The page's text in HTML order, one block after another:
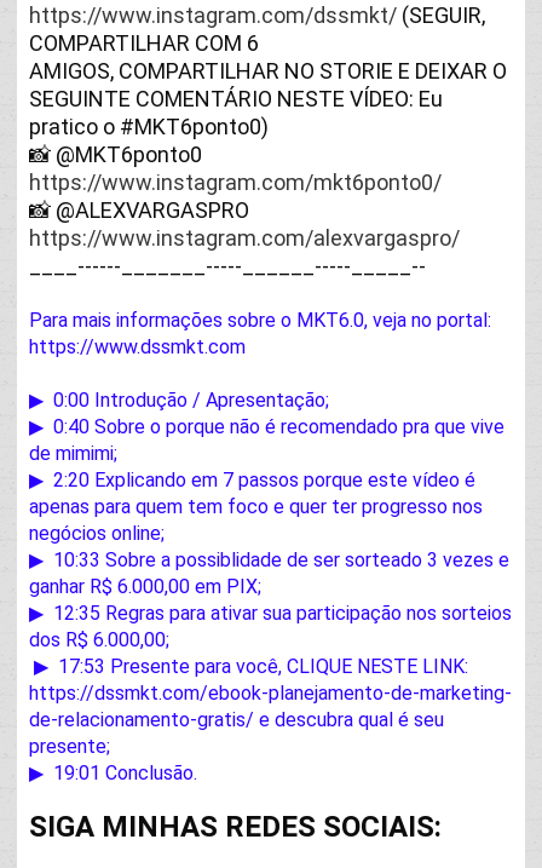
https://www.instagram.com/dssmkt/ (SEGUIR,
COMPARTILHAR COM 6
AMIGOS, COMPARTILHAR NO STORIE E DEIXAR O
SEGUINTE COMENTÁRIO NESTE VÍDEO: Eu
pratico o #MKT6ponto0)
https://www.instagram.com/mkt6ponto0/
https://www.instagram.com/alexvargaspro/
____------_______-----______-----_____--
https://www.dssmkt.com
▶ 0:00 Introdução / Apresentação;
▶ 0:40 Sobre o porque não é recomendado pra que vive
de mimimi;
▶ 2:20 Explicando em 7 passos porque este vídeo é
apenas para quem tem foco e quer ter progresso nos
negócios online;
▶ 10:33 Sobre a possiblidade de ser sorteado 3 vezes e
ganhar R$ 6.000,00 em PIX;
▶ 12:35 Regras para ativar sua participação nos sorteios
dos R$ 6.000,00;
▶ 17:53
https://dssmkt.com/ebook-planejamento-de-marketing-
de-relacionamento-gratis/ e descubra qual é seu
presente;
▶ 19:01 Conclusão.
SIGA MINHAS REDES SOCIAIS: